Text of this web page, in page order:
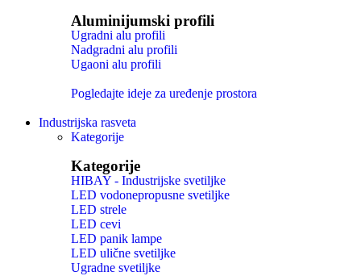
Aluminijumski profili
Ugradni alu profili
Nadgradni alu profili
Ugaoni alu profili
Pogledajte ideje za uređenje prostora
Industrijska rasveta
Kategorije
Kategorije
HIBAY - Industrijske svetiljke
LED vodonepropusne svetiljke
LED strele
LED cevi
LED panik lampe
LED ulične svetiljke
Ugradne svetiljke